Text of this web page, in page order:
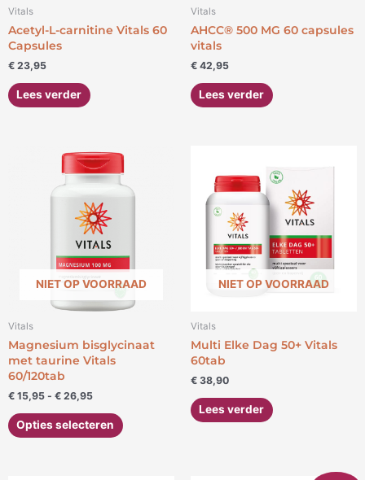
Vitals
Acetyl-L-carnitine Vitals 60
Capsules
€ 23,95
Lees verder
Vitals
AHCC® 500 MG 60 capsules
vitals
€ 42,95
Lees verder
NIET OP VOORRAAD
Vitals
Magnesium bisglycinaat
met taurine Vitals
60/120tab
€ 15,95 - € 26,95
Prijsklasse:
€ 15,95
tot
€ 26,95
Opties selecteren
Dit
product
heeft
optie
kan
de
productpagina
NIET OP VOORRAAD
Vitals
Multi Elke Dag 50+ Vitals
60tab
€ 38,90
Lees verder